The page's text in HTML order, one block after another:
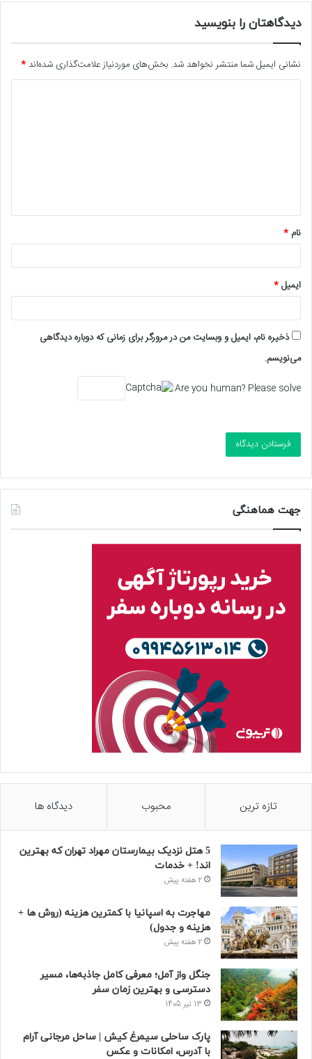
دیدگاهتان را بنویسید
نشانی ایمیل شما منتشر نخواهد شد. بخش‌های موردنیاز علامت‌گذاری شده‌اند*
*
نام *
ایمیل*
ذخیره نام، ایمیل و وبسایت من در مرورگر برای زمانی که دوباره دیدگاهی
می‌نویسم.
Are you human? Please solve:
جهت هماهنگی
تازه ترین محبوب دیدگاه ها
5 هتل نزدیک بیمارستان مهراد تهران که بهترین‌
اند! + خدمات
2 هفته پیش
مهاجرت به اسپانیا با کمترین هزینه (روش ها +
هزینه و جدول)
2 هفته پیش
جنگل واز آمل؛ معرفی کامل جاذبه‌ها، مسیر
دسترسی و بهترین زمان سفر
13 تیر 1405
پارک ساحلی سیمرغ کیش | ساحل مرجانی آرام
با آدرس، امکانات و عکس